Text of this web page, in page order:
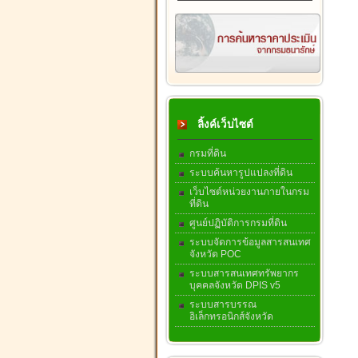
ลิ้งค์เว็บไซต์
กรมที่ดิน
ระบบค้นหารูปแปลงที่ดิน
เว็บไซต์หน่วยงานภายในกรม
ที่ดิน
ศูนย์ปฏิบัติการกรมที่ดิน
ระบบจัดการข้อมูลสารสนเทศ
จังหวัด POC
ระบบสารสนเทศทรัพยากร
บุคคลจังหวัด DPIS v5
ระบบสารบรรณ
อิเล็กทรอนิกส์จังหวัด